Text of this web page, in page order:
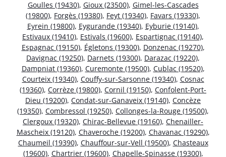
Goulles (19430), Gioux (23500), Gimel-les-Cascades
(19800), Forgès (19380), Feyt (19340), Favars (19330),
Eyrein (19800), Eygurande (19340), Eyburie (19140),
Estivaux (19410), Estivals (19600), Espartignac (19140),
Espagnac (19150), Égletons (19300), Donzenac (19270),
Davignac (19250), Darnets (19300), Darazac (19220),
Dampniat (19360), Curemonte (19500), Cublac (19520),
Courteix (19340), Couffy-sur-Sarsonne (19340), Cosnac
(19360), Corrèze (19800), Cornil (19150), Confolent-Port-
Dieu (19200), Condat-sur-Ganaveix (19140), Concèze
(19350), Combressol (19250), Collonges-la-Rouge (19500),
Clergoux (19320), Chirac-Bellevue (19160), Chenailler-
Mascheix (19120), Chaveroche (19200), Chavanac (19290),
Chaumeil (19390), Chauffour-sur-Vell (19500), Chasteaux
(19600), Chartrier (19600), Chapelle-Spinasse (19300),